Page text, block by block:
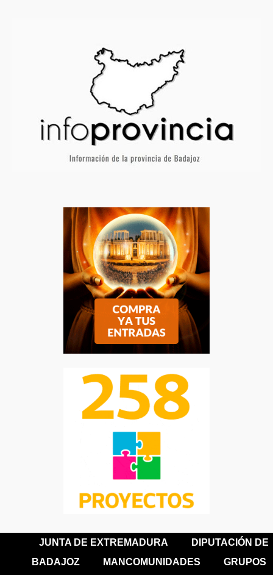
JUNTA DE EXTREMADURA
DIPUTACIÓN DE
BADAJOZ
MANCOMUNIDADES
GRUPOS